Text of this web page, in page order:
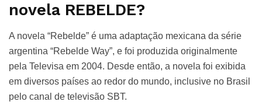
novela REBELDE?
A novela “Rebelde” é uma adaptação mexicana da série
argentina “Rebelde Way”, e foi produzida originalmente
pela Televisa em 2004. Desde então, a novela foi exibida
em diversos países ao redor do mundo, inclusive no Brasil
pelo canal de televisão SBT.